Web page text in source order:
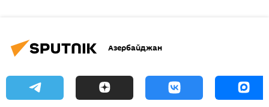
Азербайджан